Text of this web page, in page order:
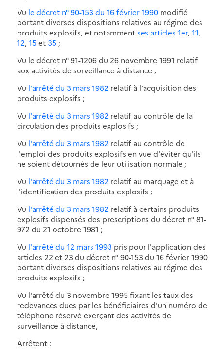
Vu le décret n° 90-153 du 16 février 1990 modifié
portant diverses dispositions relatives au régime des
produits explosifs, et notammentses articles 1er,11,
12,15 et 35 ;
Vu le décret n° 91-1206 du 26 novembre 1991 relatif
aux activités de surveillance à distance ;
Vu l'arrêté du 3 mars 1982 relatif à l'acquisition des
produits explosifs ;
Vu l'arrêté du 3 mars 1982 relatif au contrôle de la
circulation des produits explosifs ;
Vu l'arrêté du 3 mars 1982 relatif au contrôle de
l'emploi des produits explosifs en vue d'éviter qu'ils
ne soient détournés de leur utilisation normale ;
Vu l'arrêté du 3 mars 1982 relatif au marquage et à
l'identification des produits explosifs ;
Vu l'arrêté du 3 mars 1982 relatif à certains produits
explosifs dispensés des prescriptions du décret n° 81-
972 du 21 octobre 1981 ;
Vu l'arrêté du 12 mars 1993 pris pour l'application des
articles 22 et 23 du décret n° 90-153 du 16 février 1990
portant diverses dispositions relatives au régime des
produits explosifs ;
Vu l'arrêté du 3 novembre 1995 fixant les taux des
redevances dues par les bénéficiaires d'un numéro de
téléphone réservé exerçant des activités de
surveillance à distance,
Arrêtent :